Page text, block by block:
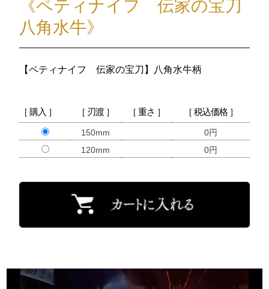
《ペティナイフ 伝家の宝刀
八角水牛》
【ペティナイフ 伝家の宝刀】八角水牛柄
［ 購入 ］ ［ 刃渡 ］ ［ 重さ ］ ［ 税込価格 ］
150mm
0円
120mm
0円